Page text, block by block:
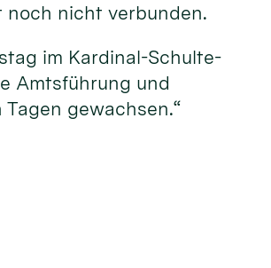
noch nicht verbunden.
im Kardinal-Schulte-
Amtsführung und
gewachsen.“